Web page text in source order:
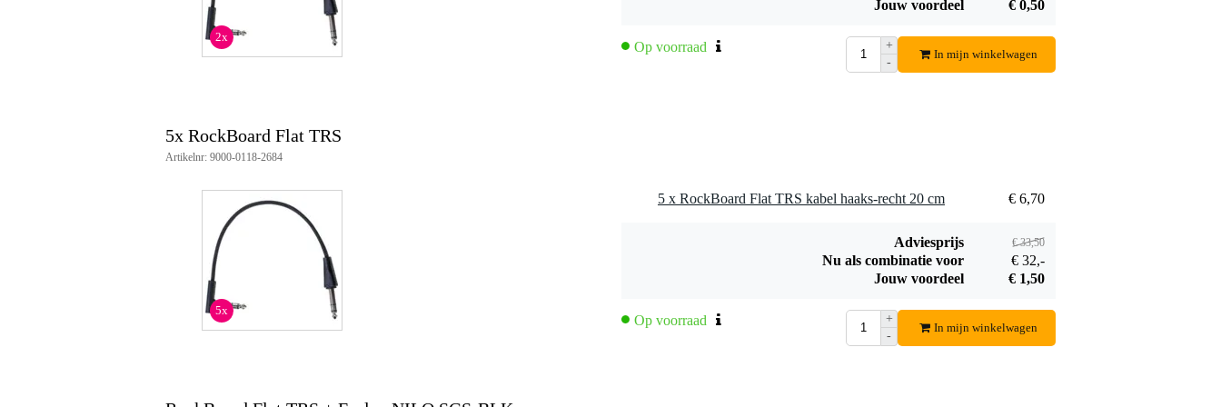
flexibele koperen geleider (20 x 0,12 mm)
getwiste koperen afscherming (34 x 0.12 mm)
weerstand minder dan 10 mOhm
Fazley C5
gitaarcapo
€ 5,35
Bestel mee
2x
Jouw voordeel
€ 0,50
Op voorraad
+
-
In mijn winkelwagen
5x RockBoard Flat TRS
Artikelnr: 9000-0118-2684
5x
5 x RockBoard Flat TRS kabel haaks-recht 20 cm € 6,70
Adviesprijs € 33,50
Nu als combinatie voor
€ 32,-
Jouw voordeel
€ 1,50
Op voorraad
+
-
In mijn winkelwagen